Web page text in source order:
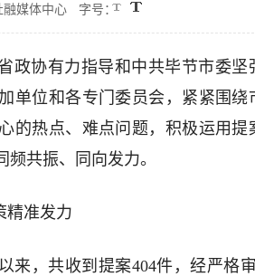
融媒体中心 字号：
政协有力指导和中共毕节市委坚
单位和各专门委员会，紧紧围绕
的热点、难点问题，积极运用提
共振、同向发力。
准发力
来，共收到提案404件，经严格